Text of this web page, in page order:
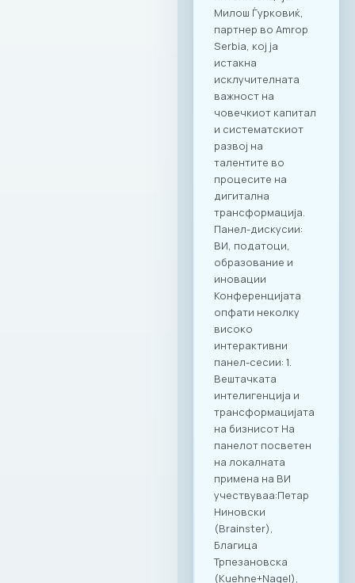
членки на МАСИТ и
вработените во
компаните. Поглед
кон иднината:
Креирање
додадена
вредност Настанот
„CONNECT & TASTE“
е само почеток на
низата активности
кои имаат за цел
да ја зајакнат ИКТ
заедницата преку
квалитетно
вмрежување.
Комбинацијата на
врвна
гастрономија и
деловна дискусија
се покажа како
вистински модел
за поттикнување
на дијалог и
иновации во
секторот. МАСИТ
продолжува
посветено да
гради мостови и да
создава вредност
за своите членки,
поставувајќи нови,
повисоки
стандарди за
корпоративна
култура и